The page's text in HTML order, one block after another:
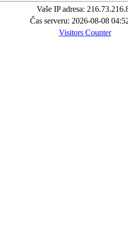
Vaše IP adresa:
Čas serveru: 2026-08-08
Visitors Counter